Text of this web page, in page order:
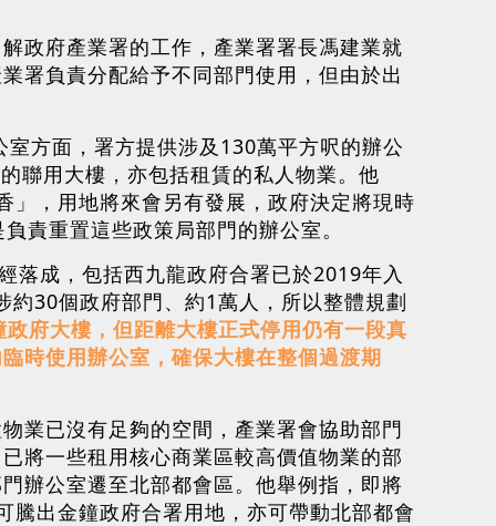
政府產業署的工作，產業署署長馮建業就
署負責分配給予不同部門使用，但由於出
方面，署方提供涉及130萬平方呎的辦公
聯用大樓，亦包括租賃的私人物業。他
」，用地將來會另有發展，政府決定將現時
責重置這些政策局部門的辦公室。
落成，包括西九龍政府合署已於2019年入
30個政府部門、約1萬人，所以整體規劃
府大樓，但距離大樓正式停用仍有一段真
時使用辦公室，確保大樓在整個過渡期
業已沒有足夠的空間，產業署會協助部門
將一些租用核心商業區較高價值物業的部
辦公室遷至北部都會區。他舉例指，即將
出金鐘政府合署用地，亦可帶動北部都會